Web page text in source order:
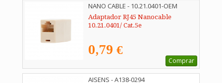
NANO CABLE - 10.21.0401-OEM
Adaptador RJ45 Nanocable
10.21.0401/ Cat.5e
0,79 €
Comprar
AISENS - A138-0294